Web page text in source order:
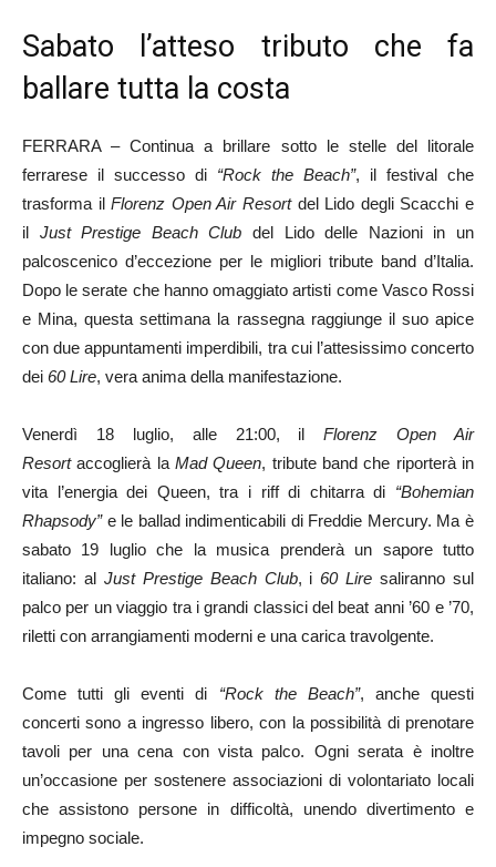
Sabato l’atteso tributo che fa
ballare tutta la costa
FERRARA – Continua a brillare sotto le stelle del litorale
ferrarese il successo di “Rock the Beach”, il festival che
trasforma ilFlorenz Open Air Resortdel Lido degli Scacchi e
il Just Prestige Beach Club del Lido delle Nazioni in un
palcoscenico d’eccezione per le migliori tribute band d’Italia.
Dopo le serate che hanno omaggiato artisti come Vasco Rossi
e Mina, questa settimana la rassegna raggiunge il suo apice
con due appuntamenti imperdibili, tra cui l’attesissimo concerto
dei 60 Lire, vera anima della manifestazione.
Venerdì 18 luglio, alle 21:00, ilFlorenz Open Air
Resortaccoglierà la Mad Queen, tribute band che riporterà in
vita l’energia dei Queen, tra i riff di chitarra di “Bohemian
Rhapsody”e le ballad indimenticabili di Freddie Mercury. Ma è
sabato 19 luglio che la musica prenderà un sapore tutto
italiano: al Just Prestige Beach Club, i60 Lire saliranno sul
palco per un viaggio tra i grandi classici del beat anni ’60 e ’70,
riletti con arrangiamenti moderni e una carica travolgente.
Come tutti gli eventi di “Rock the Beach”, anche questi
concerti sono a ingresso libero, con la possibilità di prenotare
tavoli per una cena con vista palco. Ogni serata è inoltre
un’occasione per sostenere associazioni di volontariato locali
che assistono persone in difficoltà, unendo divertimento e
impegno sociale.